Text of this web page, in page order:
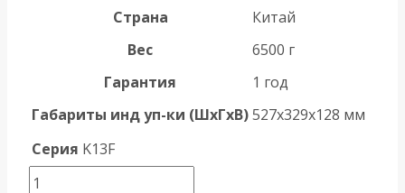
Страна
Китай
Вес
6500 г
Гарантия
1 год
Габариты инд уп-ки (ШхГхВ)527x329x128 мм
Серия K13F
Количество